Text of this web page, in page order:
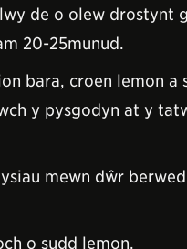
de o olew drostynt
20-25munud.
bara, croen lemon a
y pysgodyn at y
mewn dŵr
o sudd lemon.